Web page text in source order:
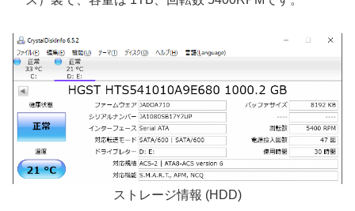
ストレージ情報 (HDD)